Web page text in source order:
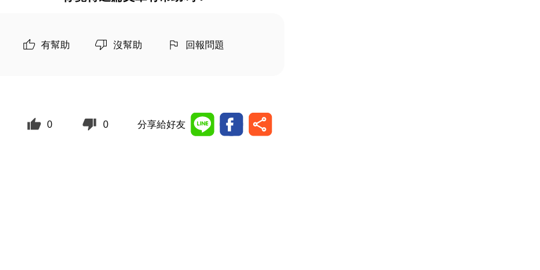
有幫助 沒幫助 回報問題
0 0 分享給好友